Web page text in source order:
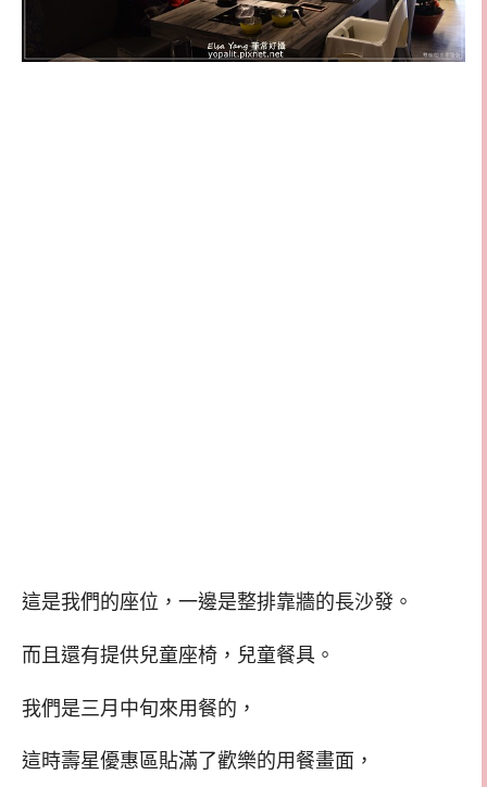
這是我們的座位，一邊是整排靠牆的長沙發。
而且還有提供兒童座椅，兒童餐具。
我們是三月中旬來用餐的，
這時壽星優惠區貼滿了歡樂的用餐畫面，